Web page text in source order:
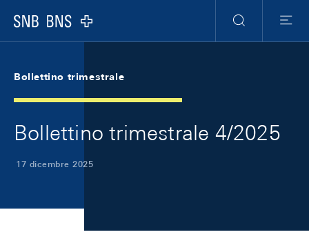
Logo
Ricerca
Menu
Bollettino trimestrale
Bollettino trimestrale 4/2025
17 dicembre 2025